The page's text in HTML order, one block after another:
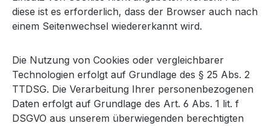
diese ist es erforderlich, dass der Browser auch nach
einem Seitenwechsel wiedererkannt wird.
Die Nutzung von Cookies oder vergleichbarer
Technologien erfolgt auf Grundlage des § 25 Abs. 2
TTDSG. Die Verarbeitung Ihrer personenbezogenen
Daten erfolgt auf Grundlage des Art. 6 Abs. 1 lit. f
DSGVO aus unserem überwiegenden berechtigten